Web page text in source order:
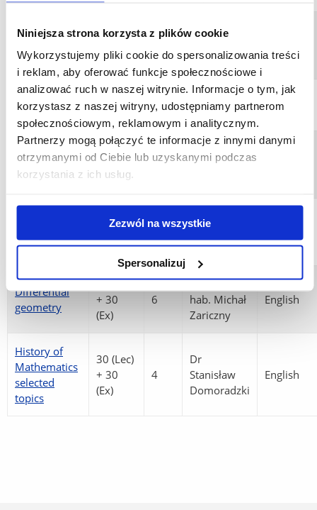
Niniejsza strona korzysta z plików cookie
Wykorzystujemy pliki cookie do spersonalizowania treści
i reklam, aby oferować funkcje społecznościowe i
analizować ruch w naszej witrynie. Informacje o tym, jak
korzystasz z naszej witryny, udostępniamy partnerom
społecznościowym, reklamowym i analitycznym.
Partnerzy mogą połączyć te informacje z innymi danymi
otrzymanymi od Ciebie lub uzyskanymi podczas
korzystania z ich usług.
Zezwól na wszystkie
Spersonalizuj
Introduction
set theory
30 (Lec)
(Ex)
Dr Urszula
Dudziak
Mathematical
Logic
30 6
Dr Urszula
Dudziak
English
Topology
30 (Lec)
+ 30
(Ex)
6
Prof. dr
hab. Michał
30 (Lec)
(Ex)
Prof. dr
Zariczny
Differential
geometry
30 (Lec)
+ 30
(Ex)
6
Prof. dr
hab. Michał
Zariczny
English
History of
Mathematics
selected
topics
30 (Lec)
+ 30
(Ex)
4
Dr
Stanisław
Domoradzki
English